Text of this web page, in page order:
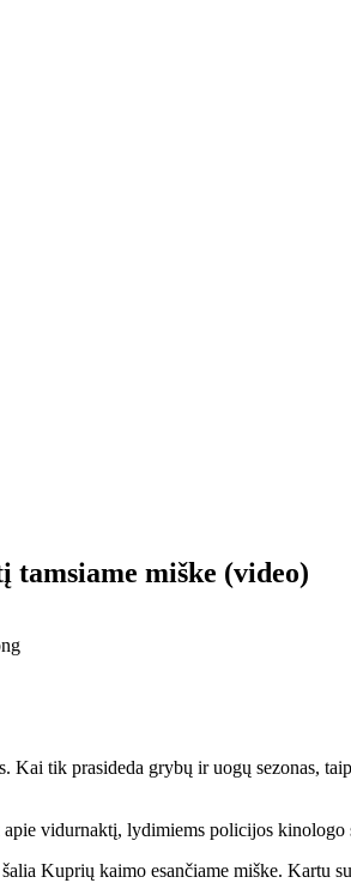
miške (video)
tik prasideda grybų ir uogų sezonas,
vidurnaktį, lydimiems policijos
Kuprių kaimo esančiame miške. Kartu